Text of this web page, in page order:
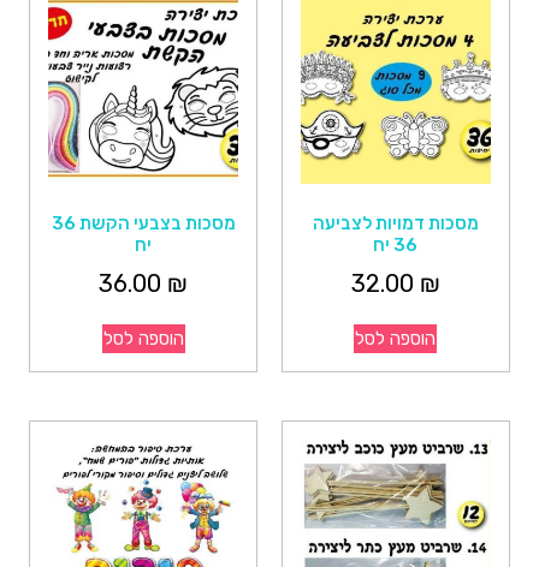
מסכות דמויות לצביעה
36 יח
32.00 ₪
הוספה לסל
מסכות בצבעי הקשת 36
יח
36.00 ₪
הוספה לסל